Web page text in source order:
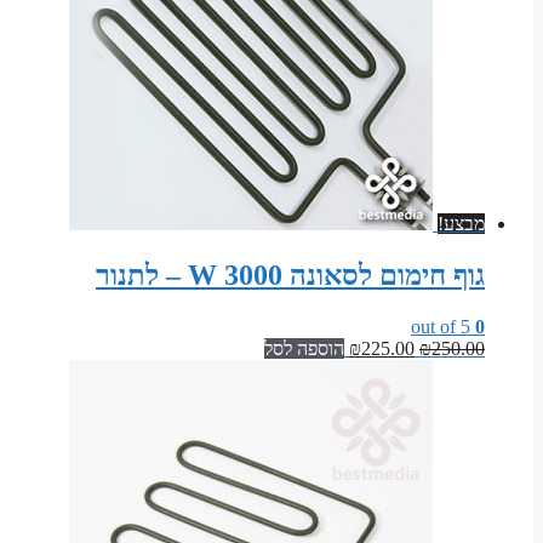
מבצע!
גוף חימום לסאונה 3000 W – לתנור
0
₪250.00
המחיר
₪250.00.
₪225.00
המחיר
₪225.00.
הוספה לסל